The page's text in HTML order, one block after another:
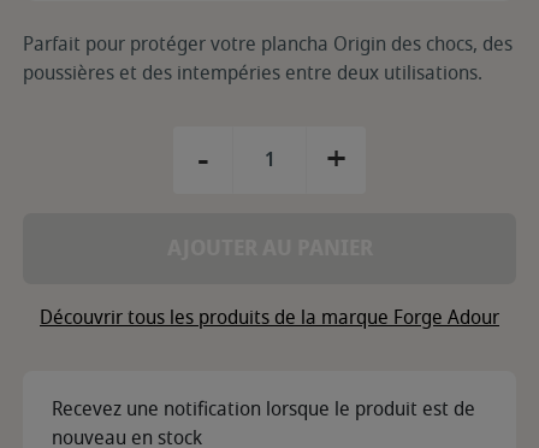
Parfait pour protéger votre plancha Origin des chocs, des
poussières et des intempéries entre deux utilisations.
- +
Découvrir tous les produits de la marque Forge Adour
Recevez une notification lorsque le produit est de
nouveau en stock